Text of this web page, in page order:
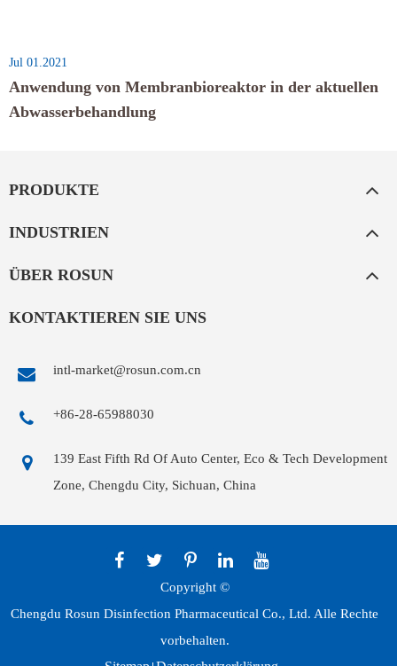
Jul 01.2021
Anwendung von Membranbioreaktor in der aktuellen
Abwasserbehandlung
PRODUKTE
INDUSTRIEN
ÜBER ROSUN
KONTAKTIEREN SIE UNS
intl-market@rosun.com.cn
+86-28-65988030
139 East Fifth Rd Of Auto Center, Eco & Tech Development
Zone, Chengdu City, Sichuan, China
Copyright ©
Chengdu Rosun Disinfection Pharmaceutical Co., Ltd. Alle Rechte
vorbehalten.